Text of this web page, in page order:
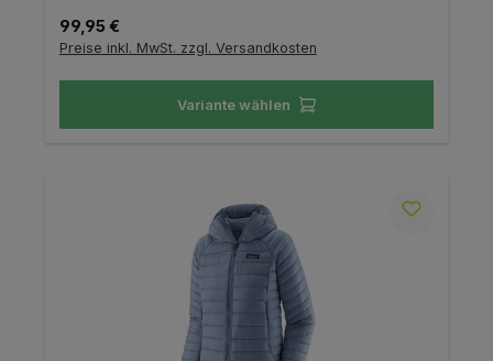
Regulärer Preis:
99,95 €
Preise inkl. MwSt. zzgl. Versandkosten
Variante wählen